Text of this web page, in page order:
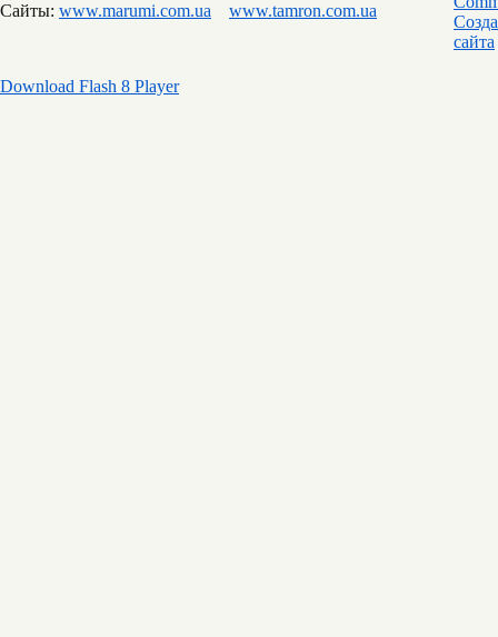
Сайты: www.marumi.com.ua www.tamron.com.ua
Download Flash 8 Player